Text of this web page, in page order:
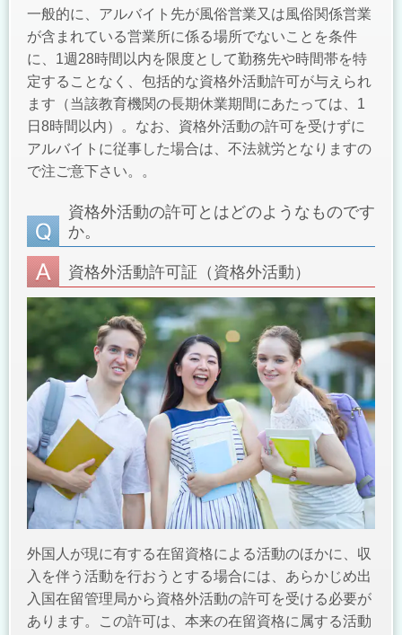
一般的に、アルバイト先が風俗営業又は風俗関係営業
が含まれている営業所に係る場所でないことを条件
に、1週28時間以内を限度として勤務先や時間帯を特
定することなく、包括的な資格外活動許可が与えられ
ます（当該教育機関の長期休業期間にあたっては、1
日8時間以内）。なお、資格外活動の許可を受けずに
アルバイトに従事した場合は、不法就労となりますの
で注ご意下さい。。
資格外活動の許可とはどのようなものです
か。
資格外活動許可証（資格外活動）
外国人が現に有する在留資格による活動のほかに、収
入を伴う活動を行おうとする場合には、あらかじめ出
入国在留管理局から資格外活動の許可を受ける必要が
あります。この許可は、本来の在留資格に属する活動